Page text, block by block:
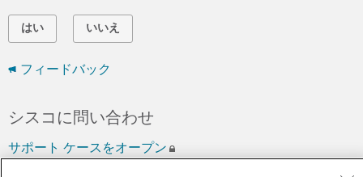
はい いいえ
フィードバック
シスコに問い合わせ
サポート ケースをオープン